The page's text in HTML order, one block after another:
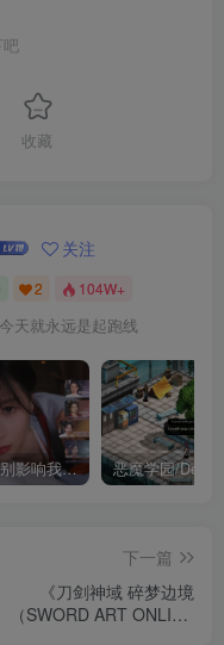
吧
收藏
关注
2 104W+
天就永远是起跑线
《美女，请别影响我成仙全球版》中文版
下一篇
《刀剑神域 碎梦边境
（SWORD ART ONLINE